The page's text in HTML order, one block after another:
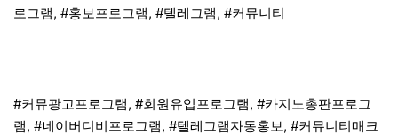
로그램, #홍보프로그램, #텔레그램, #커뮤니티
#커뮤광고프로그램, #회원유입프로그램, #카지노총판프로그
램, #네이버디비프로그램, #텔레그램자동홍보, #커뮤니티매크